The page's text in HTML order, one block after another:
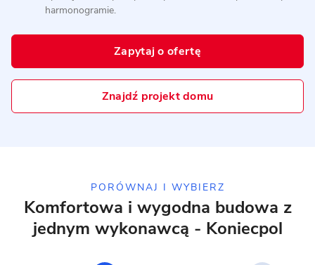
6 zdjęć
Dom prefabrykowany betonowy
harmonogramie.
Zapytaj o ofertę
Znajdź projekt domu
PORÓWNAJ I WYBIERZ
Komfortowa i wygodna budowa z
jednym wykonawcą - Koniecpol